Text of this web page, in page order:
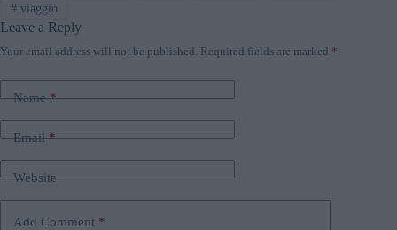
#viaggio
Leave a Reply
Your email address will not be published. Required fields are marked *
Name*
Email*
Website
Add Comment *